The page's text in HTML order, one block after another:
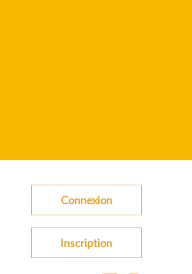
Connexion
Inscription